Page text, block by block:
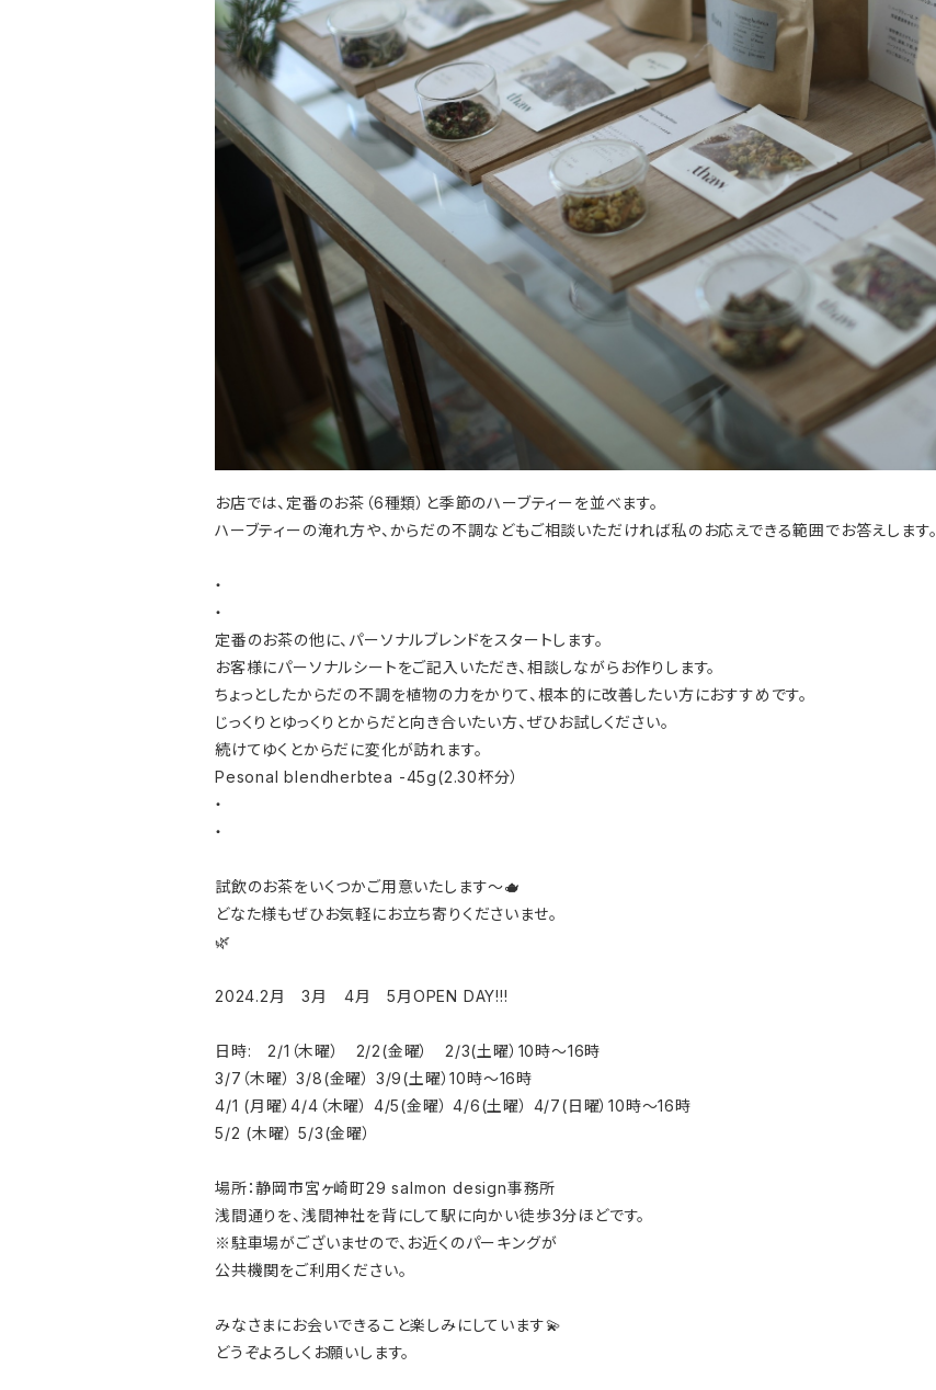
お店では、定番のお茶（6種類）と季節のハーブティーを並べます。
ハーブティーの淹れ方や、からだの不調などもご相談いただければ私のお応えできる範囲でお答えします。
・
・
定番のお茶の他に、パーソナルブレンドをスタートします。
お客様にパーソナルシートをご記入いただき、相談しながらお作りします。
ちょっとしたからだの不調を植物の力をかりて、根本的に改善したい方におすすめです。
じっくりとゆっくりとからだと向き合いたい方、ぜひお試しください。
続けてゆくとからだに変化が訪れます。
Pesonal blendherbtea -45g(2.30杯分）
・
・
試飲のお茶をいくつかご用意いたします〜🫖
どなた様もぜひお気軽にお立ち寄りくださいませ。
🌿
2024.2月 3月 4月 5月OPEN DAY!!!
日時: 2/1（木曜） 2/2(金曜） 2/3(土曜）10時〜16時
3/7（木曜） 3/8(金曜） 3/9(土曜）10時〜16時
4/1 (月曜）4/4（木曜） 4/5(金曜） 4/6(土曜） 4/7(日曜）10時〜16時
5/2 (木曜） 5/3(金曜）
場所：静岡市宮ヶ崎町29 salmon design事務所
浅間通りを、浅間神社を背にして駅に向かい徒歩3分ほどです。
※駐車場がございませので、お近くのパーキングが
公共機関をご利用ください。
みなさまにお会いできること楽しみにしています💫
どうぞよろしくお願いします。